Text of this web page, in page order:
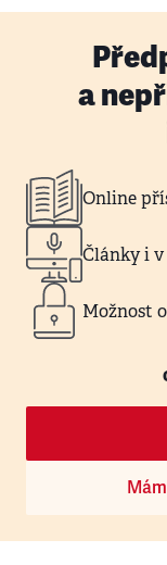
a
Online
Články i
Možnost